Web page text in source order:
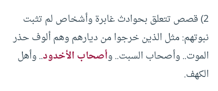
2) قصص تتعلق بحوادث غابرة وأشخاص لم تثبت
نبوتهم: مثل الذين خرجوا من ديارهم وهم ألوف حذر
الموت.. وأصحاب السبت.. وأصحاب الأخدود.. وأهل
الكهف.